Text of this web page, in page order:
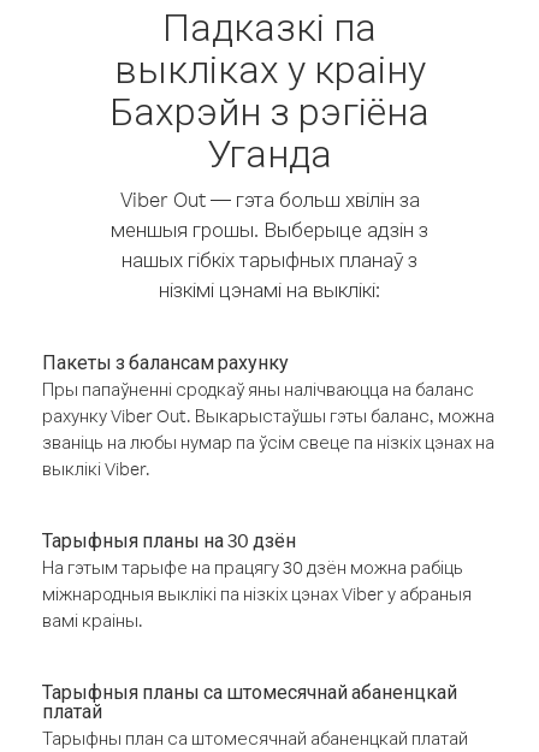
Падказкі па
выкліках у краіну
Бахрэйн з рэгіёна
Уганда
Viber Out — гэта больш хвілін за
меншыя грошы. Выберыце адзін з
нашых гібкіх тарыфных планаў з
нізкімі цэнамі на выклікі:
Пакеты з балансам рахунку
Пры папаўненні сродкаў яны налічваюцца на баланс
рахунку Viber Out. Выкарыстаўшы гэты баланс, можна
званіць на любы нумар па ўсім свеце па нізкіх цэнах на
выклікі Viber.
Тарыфныя планы на 30 дзён
На гэтым тарыфе на працягу 30 дзён можна рабіць
міжнародныя выклікі па нізкіх цэнах Viber у абраныя
вамі краіны.
Тарыфныя планы са штомесячнай абаненцкай
платай
Тарыфны план са штомесячнай абаненцкай платай